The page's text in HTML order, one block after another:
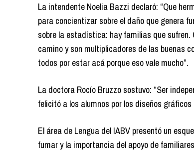
La intendente Noelia Bazzi declaró: “Que
para concientizar sobre el daño que genera
sobre la estadística: hay familias que sufren.
camino y son multiplicadores de las buenas
todos por estar acá porque eso vale mucho”.
La doctora Rocío Bruzzo sostuvo: “Ser
felicitó a los alumnos por los diseños
El área de Lengua del IABV presentó un
fumar y la importancia del apoyo de